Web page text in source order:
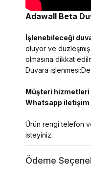
Adawall Beta
İşlenebileceği
oluyor ve düzleşmiş
olmasına dikkat
Duvara
Müşteri
Whatsapp iletişim
Ürün rengi telefon
isteyiniz.
Ödeme